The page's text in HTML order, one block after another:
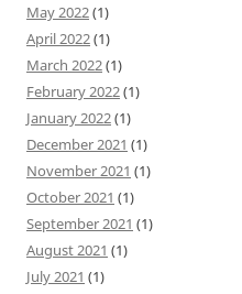
May 2022(1)
April 2022(1)
March 2022(1)
February 2022(1)
January 2022(1)
December 2021 (1)
November 2021 (1)
October 2021 (1)
September 2021 (1)
August 2021 (1)
July 2021 (1)